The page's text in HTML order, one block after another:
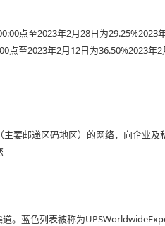
点至2023年2月28日为29.25%2023
至2023年2月12日为36.50%2023年
要邮递区码地区）的网络，向企业及
。蓝色列表被称为